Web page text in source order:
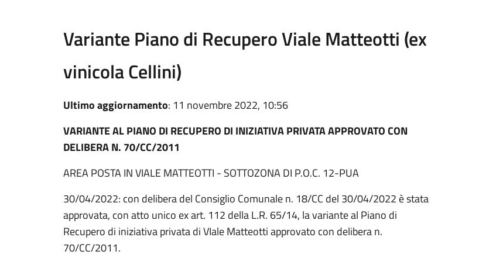
Variante Piano di Recupero Viale Matteotti (ex
vinicola Cellini)
Ultimo aggiornamento: 11 novembre 2022, 10:56
VARIANTE AL PIANO DI RECUPERO DI INIZIATIVA PRIVATA APPROVATO CON
DELIBERA N. 70/CC/2011
AREA POSTA IN VIALE MATTEOTTI - SOTTOZONA DI P.O.C. 12-PUA
30/04/2022: con delibera del Consiglio Comunale n. 18/CC del 30/04/2022 è stata
approvata, con atto unico ex art. 112 della L.R. 65/14, la variante al Piano di
Recupero di iniziativa privata di VIale Matteotti approvato con delibera n.
70/CC/2011.